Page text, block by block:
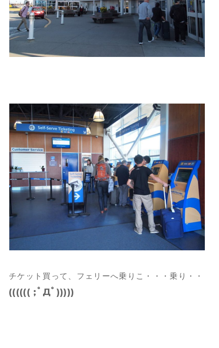
チケット買って、フェリーへ乗りこ・・・乗り・・
(((((( ;ﾟДﾟ)))))